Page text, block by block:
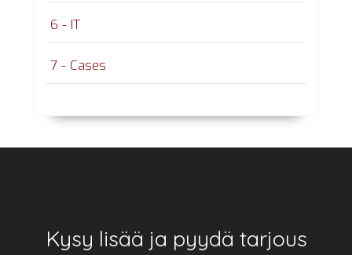
6 - IT
7 - Cases
Footer
Kysy lisää ja pyydä tarjous